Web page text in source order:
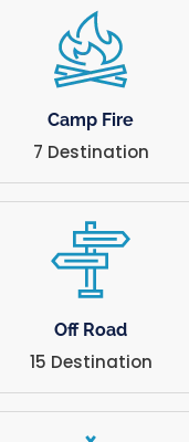
Camp Fire
7 Destination
Off Road
15 Destination